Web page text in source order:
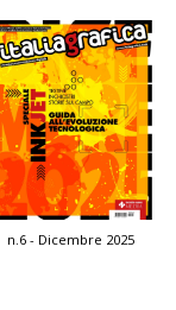
n.6 - Dicembre 2025